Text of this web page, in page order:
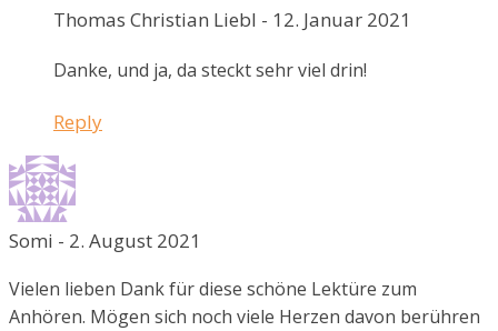
Thomas Christian Liebl - 12. Januar 2021
Danke, und ja, da steckt sehr viel drin!
Reply
Somi - 2. August 2021
Vielen lieben Dank für diese schöne Lektüre zum
Anhören. Mögen sich noch viele Herzen davon berühren